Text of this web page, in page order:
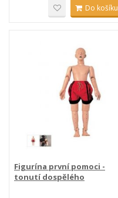
Do košíku
Figurína první pomoci -
tonutí dospělého